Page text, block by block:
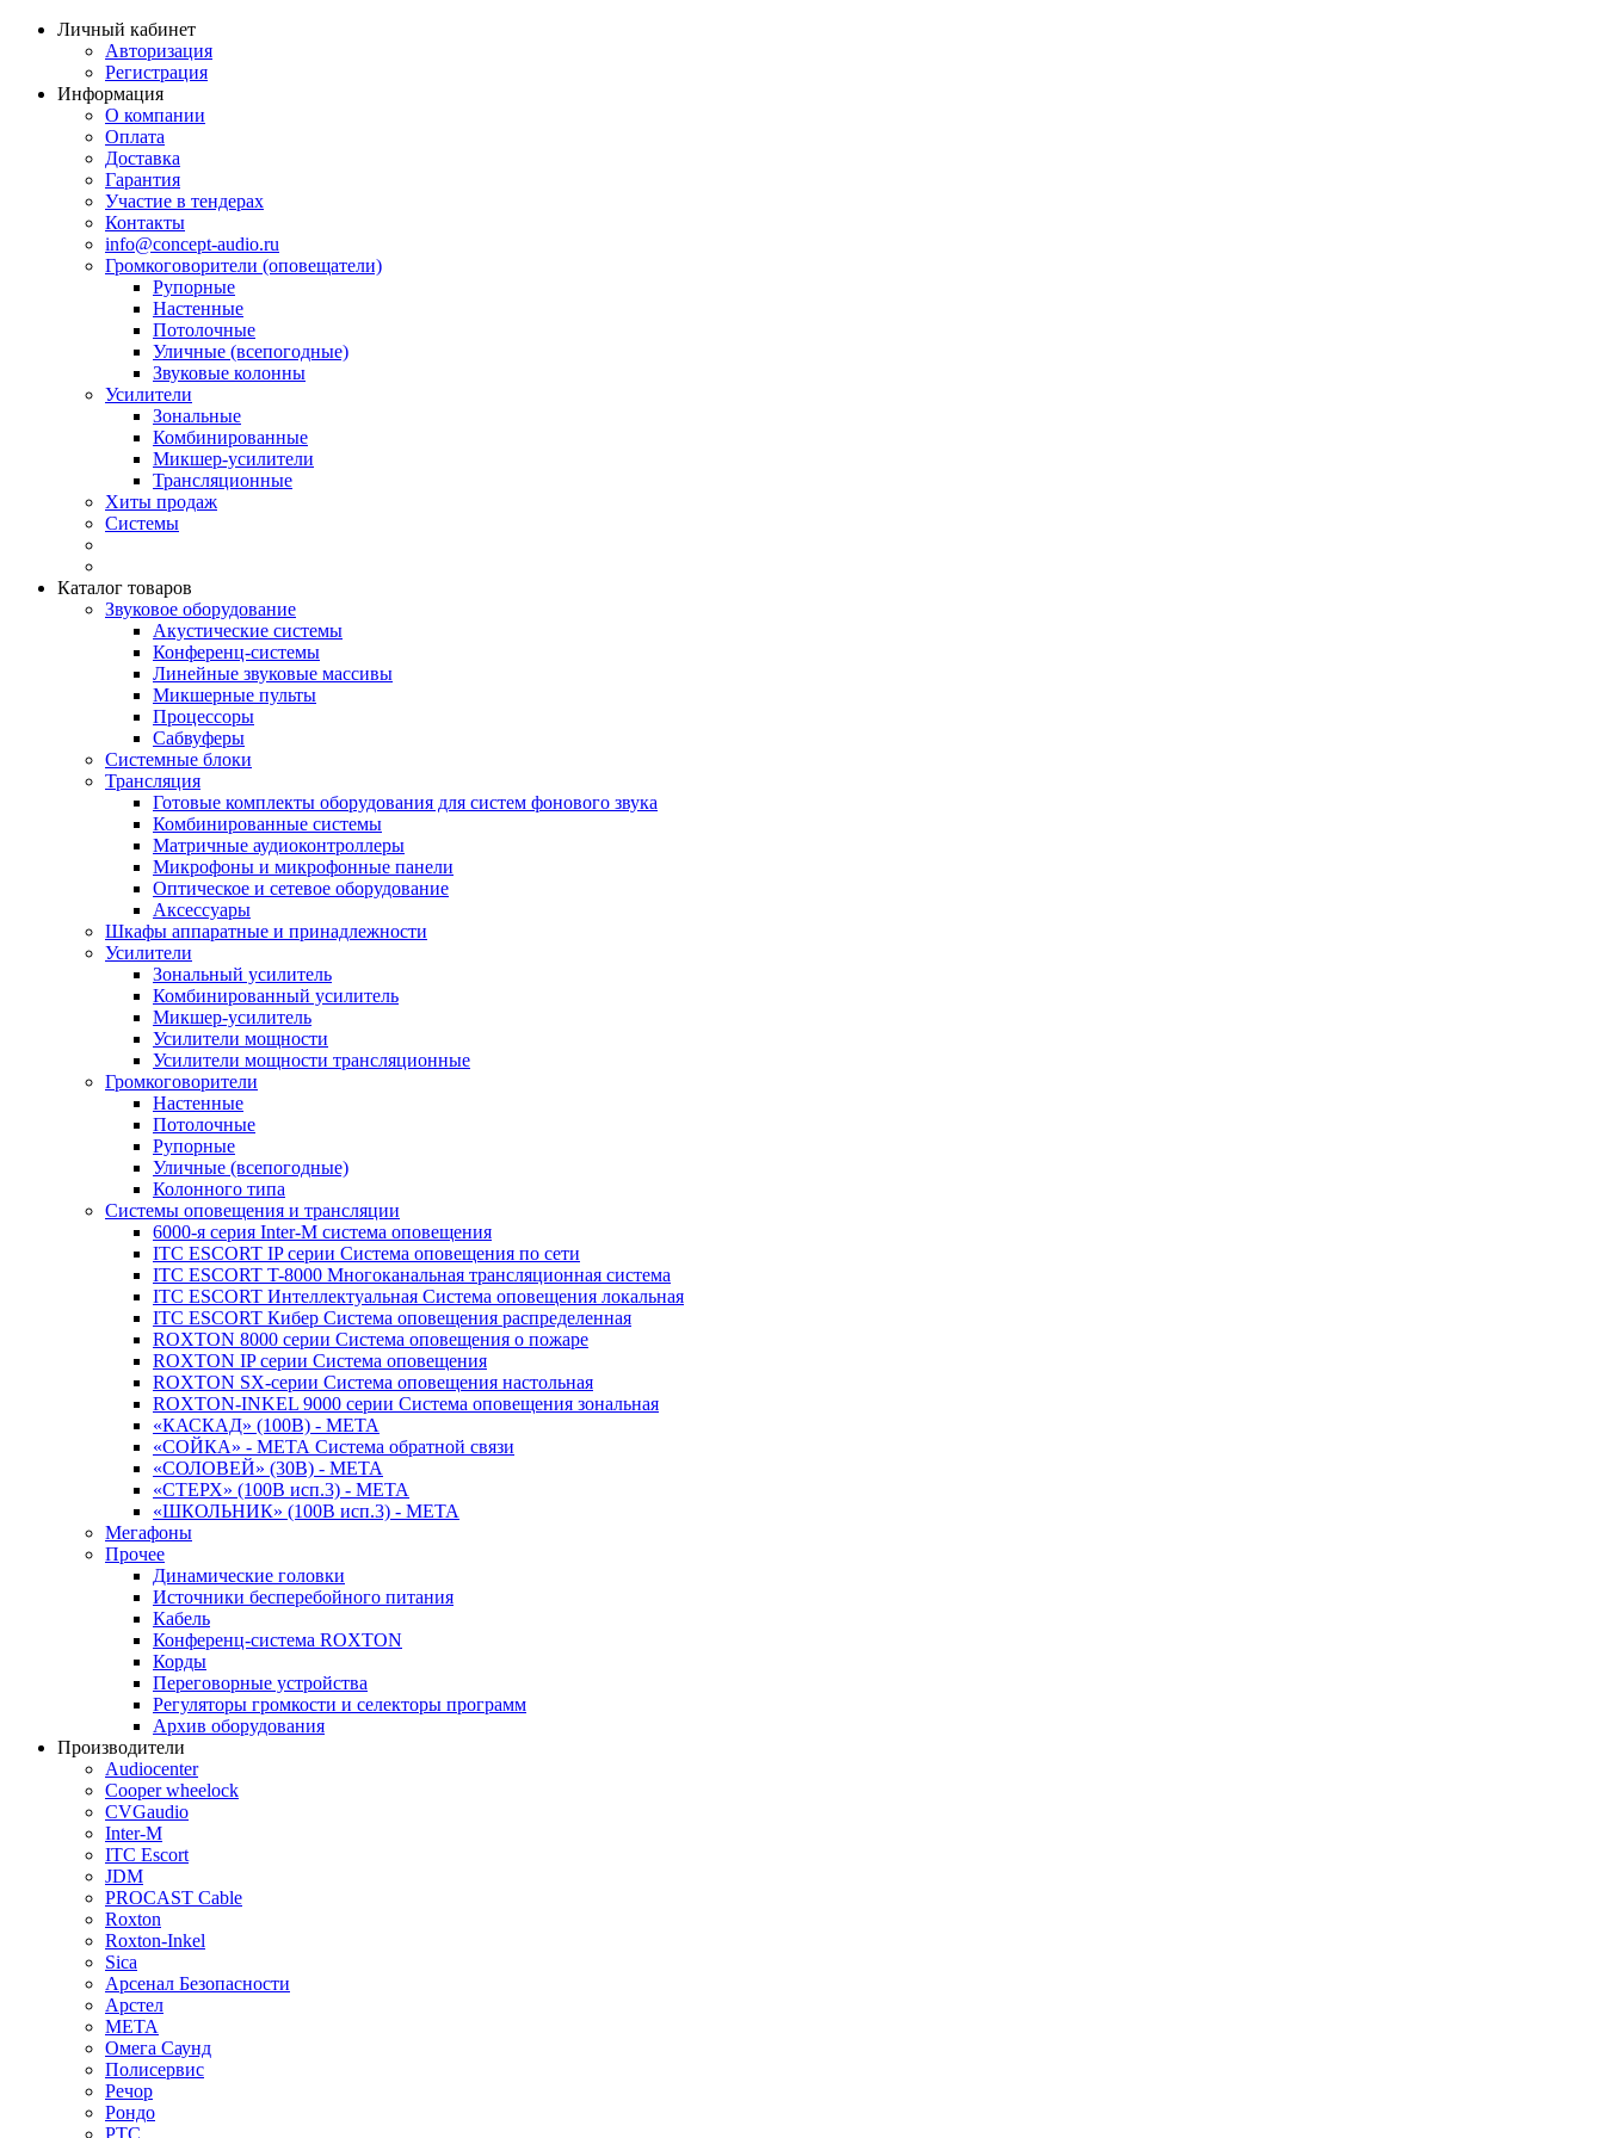
Личный кабинет
Авторизация
Регистрация
Информация
О компании
Оплата
Доставка
Гарантия
Участие в тендерах
Контакты
info@concept-audio.ru
Громкоговорители (оповещатели)
Рупорные
Настенные
Потолочные
Уличные (всепогодные)
Звуковые колонны
Усилители
Зональные
Комбинированные
Микшер-усилители
Трансляционные
Хиты продаж
Системы
Каталог товаров
Звуковое оборудование
Акустические системы
Конференц-системы
Линейные звуковые массивы
Микшерные пульты
Процессоры
Сабвуферы
Системные блоки
Трансляция
Готовые комплекты оборудования для систем фонового звука
Комбинированные системы
Матричные аудиоконтроллеры
Микрофоны и микрофонные панели
Оптическое и сетевое оборудование
Аксессуары
Шкафы аппаратные и принадлежности
Усилители
Зональный усилитель
Комбинированный усилитель
Микшер-усилитель
Усилители мощности
Усилители мощности трансляционные
Громкоговорители
Настенные
Потолочные
Рупорные
Уличные (всепогодные)
Колонного типа
Системы оповещения и трансляции
6000-я серия Inter-M система оповещения
ITC ESCORT IP серии Система оповещения по сети
ITC ESCORT T-8000 Многоканальная трансляционная система
ITC ESCORT Интеллектуальная Система оповещения локальная
ITC ESCORT Кибер Система оповещения распределенная
ROXTON 8000 серии Система оповещения о пожаре
ROXTON IP серии Система оповещения
ROXTON SX-серии Система оповещения настольная
ROXTON-INKEL 9000 серии Система оповещения зональная
«КАСКАД» (100В) - МЕТА
«СОЙКА» - МЕТА Система обратной связи
«СОЛОВЕЙ» (30В) - МЕТА
«СТЕРХ» (100В исп.3) - МЕТА
«ШКОЛЬНИК» (100В исп.3) - МЕТА
Мегафоны
Прочее
Динамические головки
Источники бесперебойного питания
Кабель
Конференц-система ROXTON
Корды
Переговорные устройства
Регуляторы громкости и селекторы программ
Архив оборудования
Производители
Audiocenter
Cooper wheelock
CVGaudio
Inter-M
ITC Escort
JDM
PROCAST Cable
Roxton
Roxton-Inkel
Sica
Арсенал Безопасности
Арстел
МЕТА
Омега Саунд
Полисервис
Речор
Рондо
РТС